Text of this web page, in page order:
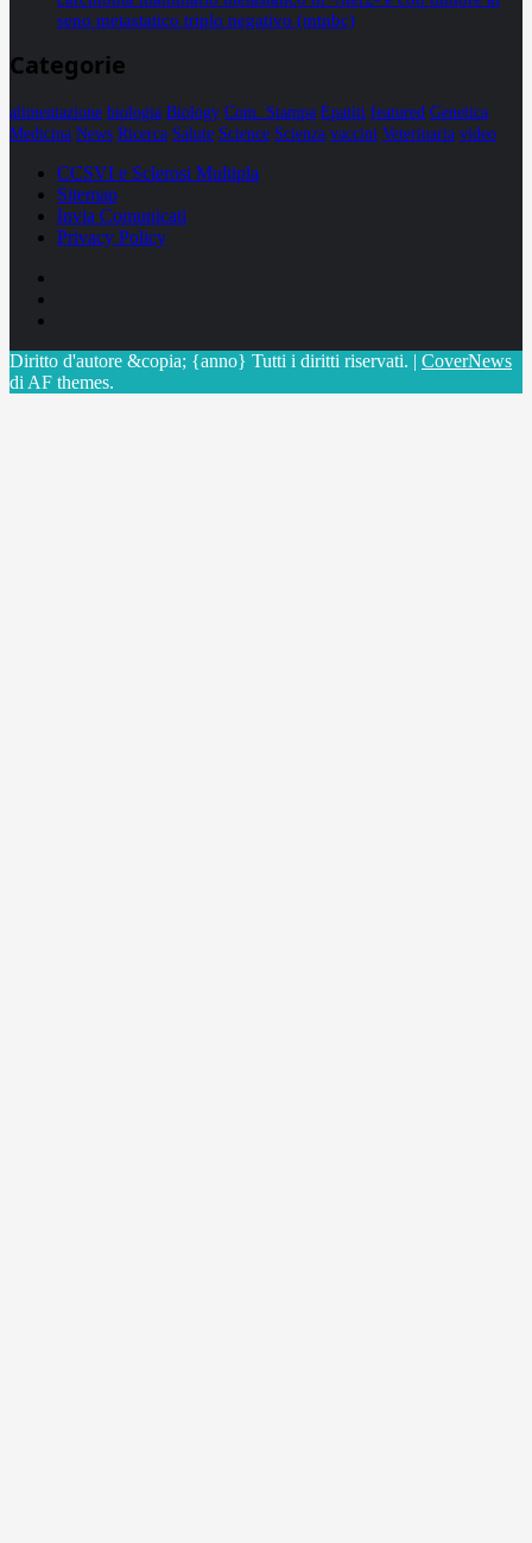
seno metastatico triplo negativo (mtnbc)
Categorie
alimentazione biologia Biology Com. Stampa Epatiti featured Genetica
Medicina News Ricerca Salute Science Scienza vaccini Veterinaria video
CCSVI e Sclerosi Multipla
Sitemap
Invia Comunicati
Privacy Policy
Diritto d'autore &copia; {anno} Tutti i diritti riservati. | CoverNews
di AF themes.